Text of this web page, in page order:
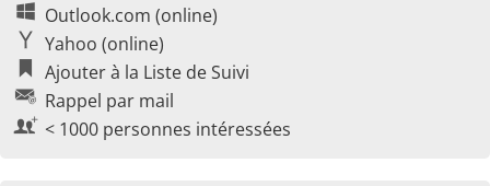
Outlook.com (online)
Yahoo (online)
Ajouter à la Liste de Suivi
Rappel par mail
< 1000 personnes intéressées